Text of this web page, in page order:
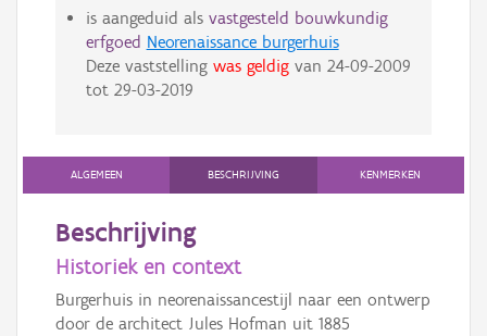
is aangeduid als vastgesteld bouwkundig
erfgoed Neorenaissance burgerhuis
Deze vaststelling was geldigvan 24-09-2009
tot 29-03-2019
ALGEMEEN BESCHRIJVING KENMERKEN
Beschrijving
Historiek en context
Burgerhuis in neorenaissancestijl naar een ontwerp
door de architect Jules Hofman uit 1885